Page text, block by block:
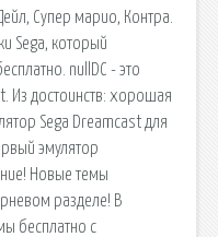
Супер марио, Контра.
Sega, который
nullDC - это
Из достоинств: хорошая
Sega Dreamcast для
эмулятор
Новые темы
разделе! В
бесплатно с